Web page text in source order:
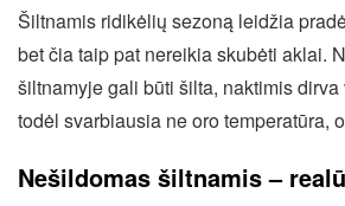
Šiltnamis ridikėlių sezoną leidžia
bet čia taip pat nereikia skubėti aklai.
šiltnamyje gali būti šilta, naktimis dirva
todėl svarbiausia ne oro temperatūra, o
Nešildomas šiltnamis –